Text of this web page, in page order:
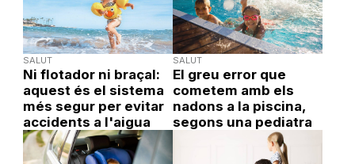
SALUT
Ni flotador ni braçal:
aquest és el sistema
més segur per evitar
accidents a l'aigua
SALUT
El greu error que
cometem amb els
nadons a la piscina,
segons una pediatra